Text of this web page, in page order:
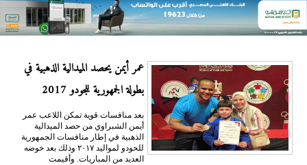
عمر أيمن يحصد الميدالية الذهبية في
بطولة الجمهورية للجودو 2017
بعد منافسات قوية تمكن اللاعب عمر
أيمن الشبراوي من حصد الميدالية
الذهبية في إطار منافسات الجمهورية
للحودو لمواليد ٢٠١٧ وذلك بعد خوضه
العديد من المباريات. وأقيمت